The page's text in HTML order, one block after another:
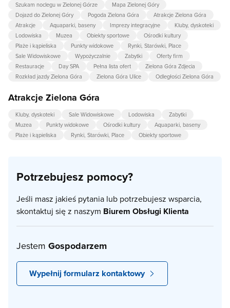
Szukam noclegu w Zielonej Górze
Mapa Zielonej Góry
Dojazd do Zielonej Góry
Pogoda Zielona Góra
Atrakcje Zielona Góra
Atrakcje
Aquaparki, baseny Imprezy integracyjne
Kluby, dyskoteki
Lodowiska
Muzea Obiekty sportowe
Ośrodki kultury
Plaże i kąpieliska
Punkty widokowe
Rynki, Starówki, Place
Sale Widowiskowe
Wypożyczalnie Zabytki
Oferty firm
Restauracje
Day SPA Pełna lista ofert
Zielona Góra Zdjecia
Rozkład jazdy Zielona Góra
Zielona Góra Ulice Odległości Zielona Góra
Atrakcje Zielona Góra
Kluby, dyskoteki Sale Widowiskowe Lodowiska
Zabytki
Muzea
Punkty widokowe Ośrodki kultury
Aquaparki, baseny
Plaże i kąpieliska
Rynki, Starówki, Place Obiekty sportowe
Potrzebujesz pomocy?
Jeśli masz jakieś pytania lub potrzebujesz wsparcia,
skontaktuj się z naszym Biurem Obsługi Klienta
Jestem Gospodarzem
Wypełnij formularz kontaktowy